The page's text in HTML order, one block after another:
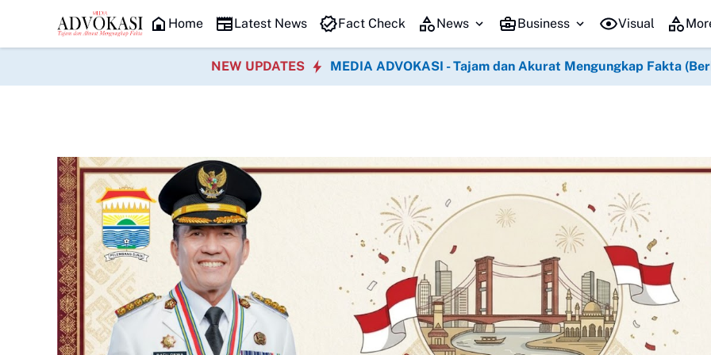
HEADLINE
Empat Jenis Operasi Gratis Hadir dalam BAKTIKES HUT Ke-1 Kodam XIX Tuanku Tambusai Semangat Kemerdekaan
Home Latest News Fact Check News Business Visual
NEW UPDATES MEDIA ADVOKASI - Tajam dan Akurat Mengungkap Fakta